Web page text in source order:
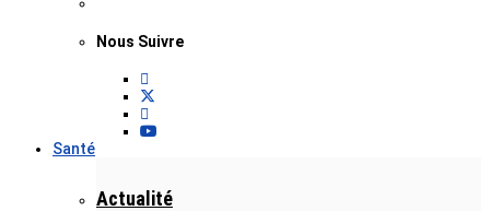
Nous Suivre
Santé
Actualité